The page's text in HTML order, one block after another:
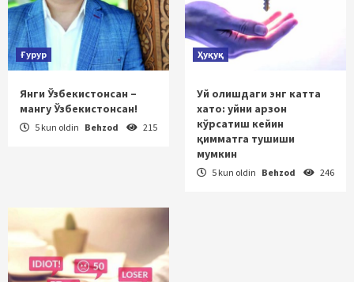
Ғурур
Янги Ўзбекистонсан –
мангу Ўзбекистонсан!
5 kun oldin Behzod 215
Ҳуқуқ
Уй олишдаги энг катта
хато: уйни арзон
кўрсатиш кейин
қимматга тушиши
мумкин
5 kun oldin Behzod 246